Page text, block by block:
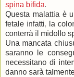
spina bifida.
Questa malattia è
fetale infatti, la
conterrà il midollo
Una mancata
saranno le
necessitano di
danno sarà